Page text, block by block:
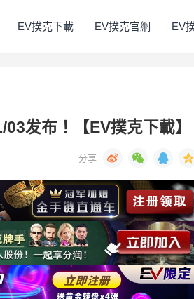
EV撲克下載 EV撲克官網 EV
发布！【EV撲克下載】